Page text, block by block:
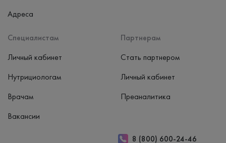
Адреса
Специалистам
Личный кабинет
Нутрициологам
Врачам
Вакансии
Партнерам
Стать партнером
Личный кабинет
Преаналитика
8 (800) 600-24-46